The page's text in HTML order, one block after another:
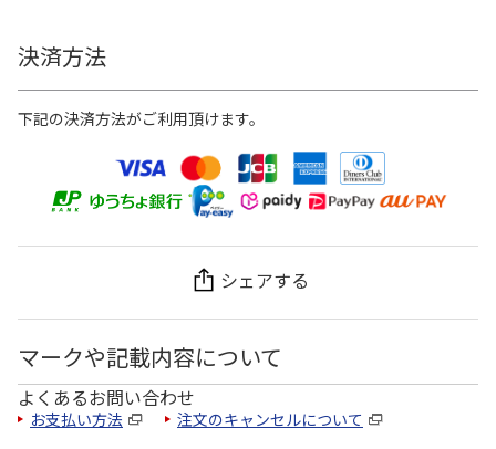
決済方法
下記の決済方法がご利用頂けます。
シェアする
マークや記載内容について
よくあるお問い合わせ
お支払い方法 注文のキャンセルについて